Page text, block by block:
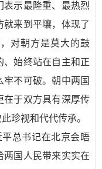
表示最隆重、最热烈
来到平壤，体现了
对朝方是莫大的鼓
、始终站在自主和正
不可破。朝中两国
在于双方具有深厚传
珍视和代代传承。
总书记在北京会晤
两国人民带来实实在